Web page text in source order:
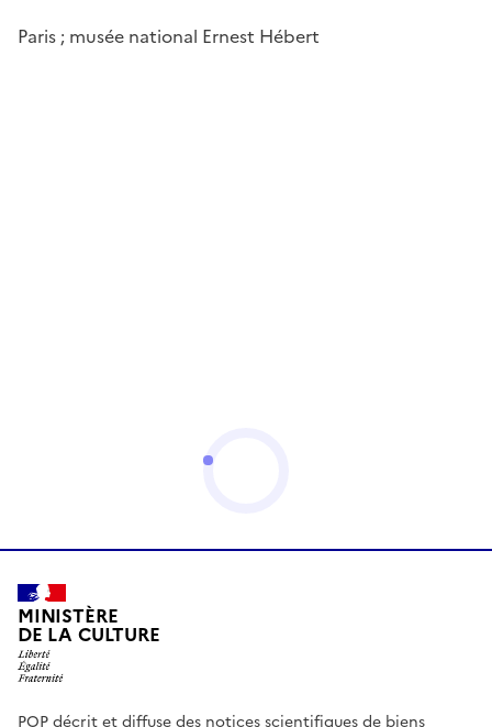
Paris ; musée national Ernest Hébert
MINISTÈRE
DE LA CULTURE
POP décrit et diffuse des notices scientifiques de biens